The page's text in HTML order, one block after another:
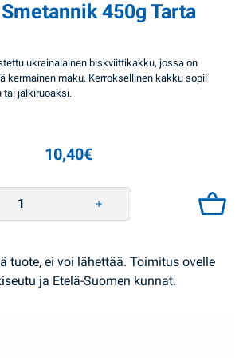
450g Tarta
ukrainalainen biskviittikakku, jossa on
kermainen maku. Kerroksellinen kakku sopii
tai jälkiruoaksi.
10,40€
tuote, ei voi lähettää. Toimitus ovelle
ja Etelä-Suomen kunnat.